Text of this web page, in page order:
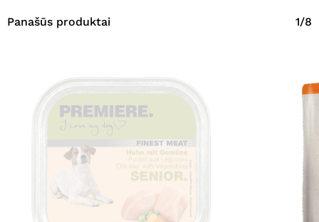
Panašūs produktai 1/8